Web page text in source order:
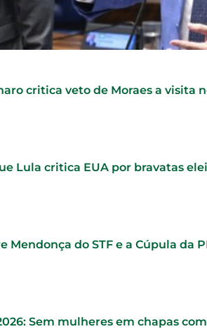
critica veto de Moraes a visita
Lula critica EUA por bravatas
Mendonça do STF e a Cúpula da
Sem mulheres em chapas